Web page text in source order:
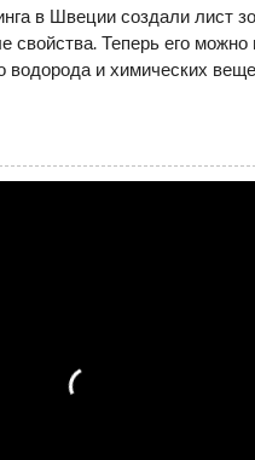
в Швеции создали лист
Теперь его можно
водорода и химических